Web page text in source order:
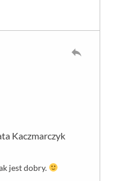
Kaczmarczyk
jest dobry.
reply